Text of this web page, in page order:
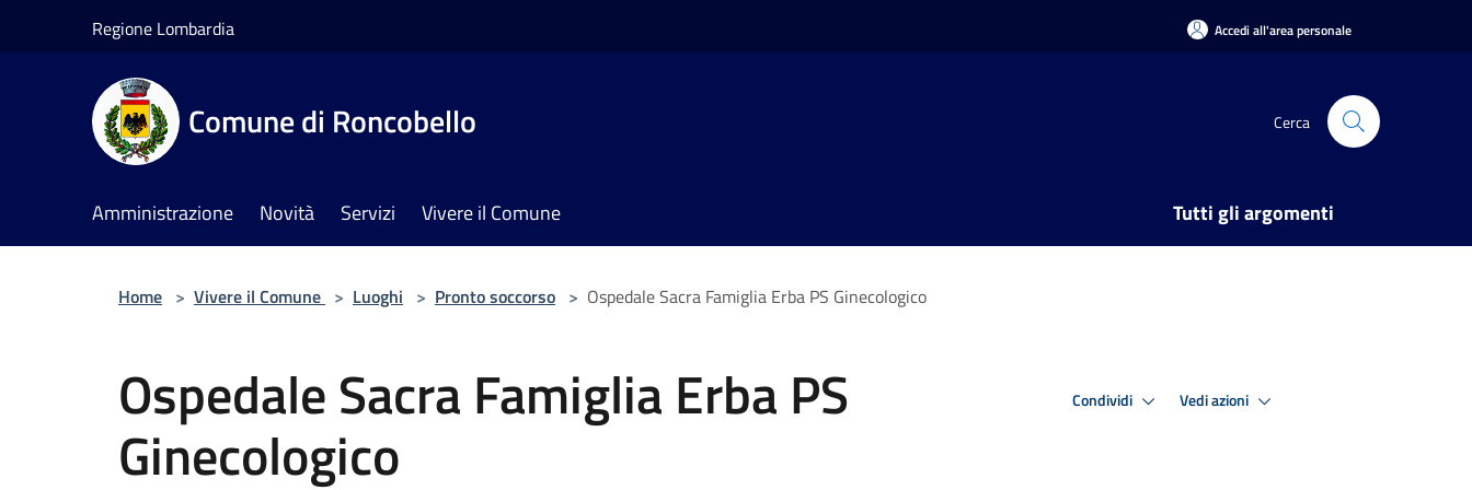
Regione Lombardia Accedi all'area personale
Comune di Roncobello Cerca
Amministrazione Novità Servizi Vivere il Comune Tutti gli argomenti
Home > Vivere il Comune > Luoghi > Pronto soccorso > Ospedale Sacra Famiglia Erba PS Ginecologico
Ospedale Sacra Famiglia Erba PS
Ginecologico
Condividi Vedi azioni